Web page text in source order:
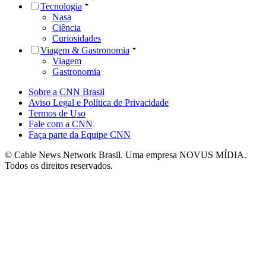
Tecnologia
Nasa
Ciência
Curiosidades
Viagem & Gastronomia
Viagem
Gastronomia
Sobre a CNN Brasil
Aviso Legal e Política de Privacidade
Termos de Uso
Fale com a CNN
Faça parte da Equipe CNN
© Cable News Network Brasil. Uma empresa NOVUS MÍDIA.
Todos os direitos reservados.